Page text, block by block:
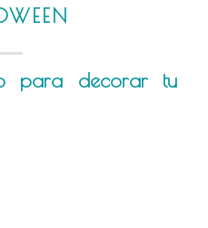
para decorar tu